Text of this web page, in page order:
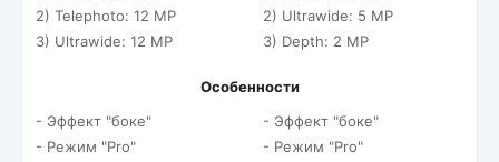
2) Telephoto: 12 MP
3) Ultrawide: 12 MP
2) Ultrawide: 5 MP
3) Depth: 2 MP
Особенности
- Эффект "боке"
- Режим "Pro"
- Эффект "боке"
- Режим "Pro"